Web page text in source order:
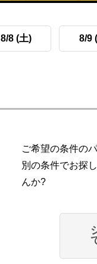
8/8 (土) 8/9
ご希望の条件の
別の条件でお探
んか?